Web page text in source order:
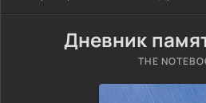
Дневник
THE